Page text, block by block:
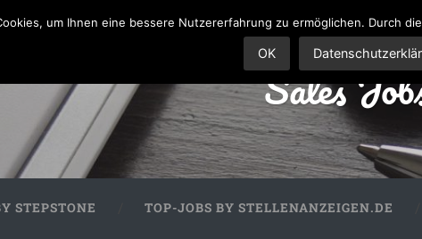
Sales
STEPSTONE TOP-JOBS BY STELLENANZEIGEN.DE
um Ihnen eine bessere Nutzererfahrung zu ermöglichen. Durch
OK